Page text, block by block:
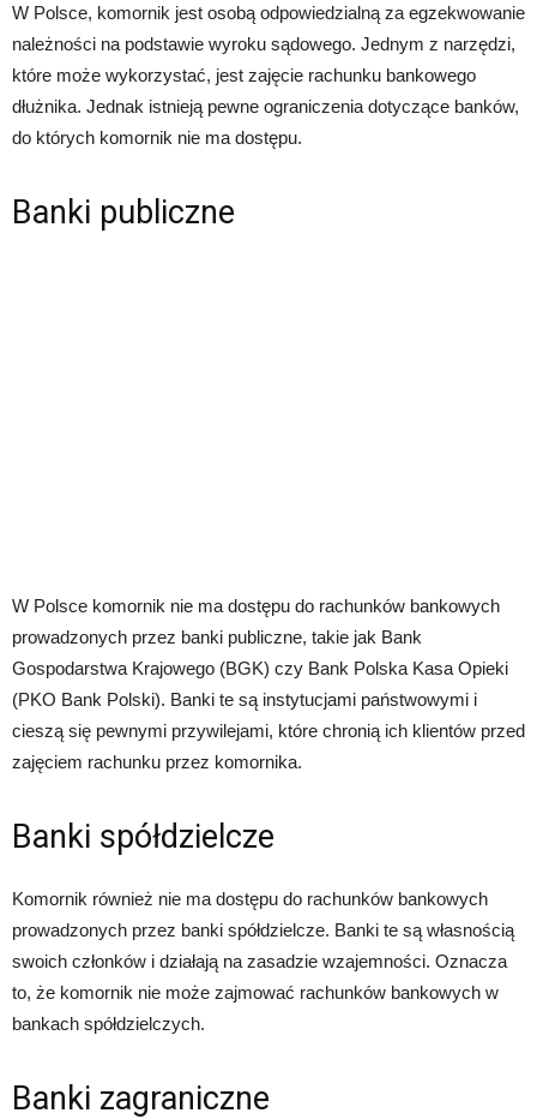
W Polsce, komornik jest osobą odpowiedzialną za egzekwowanie
należności na podstawie wyroku sądowego. Jednym z narzędzi,
które może wykorzystać, jest zajęcie rachunku bankowego
dłużnika. Jednak istnieją pewne ograniczenia dotyczące banków,
do których komornik nie ma dostępu.
Banki publiczne
W Polsce komornik nie ma dostępu do rachunków bankowych
prowadzonych przez banki publiczne, takie jak Bank
Gospodarstwa Krajowego (BGK) czy Bank Polska Kasa Opieki
(PKO Bank Polski). Banki te są instytucjami państwowymi i
cieszą się pewnymi przywilejami, które chronią ich klientów przed
zajęciem rachunku przez komornika.
Banki spółdzielcze
Komornik również nie ma dostępu do rachunków bankowych
prowadzonych przez banki spółdzielcze. Banki te są własnością
swoich członków i działają na zasadzie wzajemności. Oznacza
to, że komornik nie może zajmować rachunków bankowych w
bankach spółdzielczych.
Banki zagraniczne